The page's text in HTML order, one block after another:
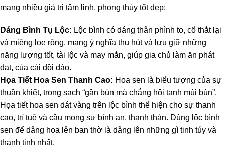
mang nhiều giá trị tâm linh, phong thủy tốt đẹp:
Dáng Bình Tụ Lộc: Lộc bình có dáng thân phình to, cổ thắt lại
và miệng loe rộng, mang ý nghĩa thu hút và lưu giữ những
năng lượng tốt, tài lộc và may mắn, giúp gia chủ làm ăn phát
đạt, của cải dồi dào.
Họa Tiết Hoa Sen Thanh Cao: Hoa sen là biểu tượng của sự
thuần khiết, trong sạch “gần bùn mà chẳng hôi tanh mùi bùn”.
Họa tiết hoa sen dát vàng trên lộc bình thể hiện cho sự thanh
cao, trí tuệ và cầu mong sự bình an, thanh thản. Dùng lộc bình
sen để dâng hoa lên ban thờ là dâng lên những gì tinh túy và
thanh tịnh nhất.